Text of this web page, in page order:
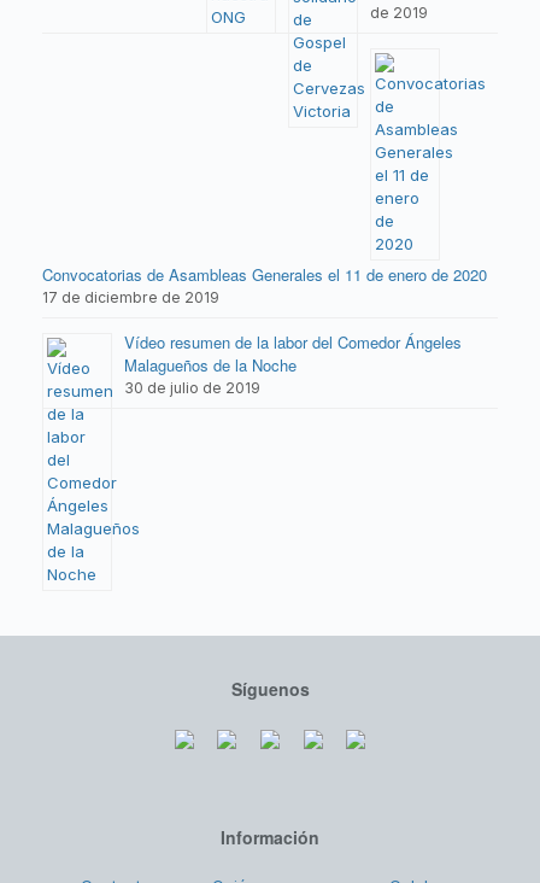
de 2019
Convocatorias de Asambleas Generales el 11 de enero de 2020
17 de diciembre de 2019
Vídeo resumen de la labor del Comedor Ángeles
Malagueños de la Noche
30 de julio de 2019
Síguenos
Información